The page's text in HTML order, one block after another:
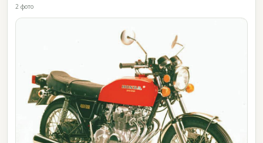
2 фото